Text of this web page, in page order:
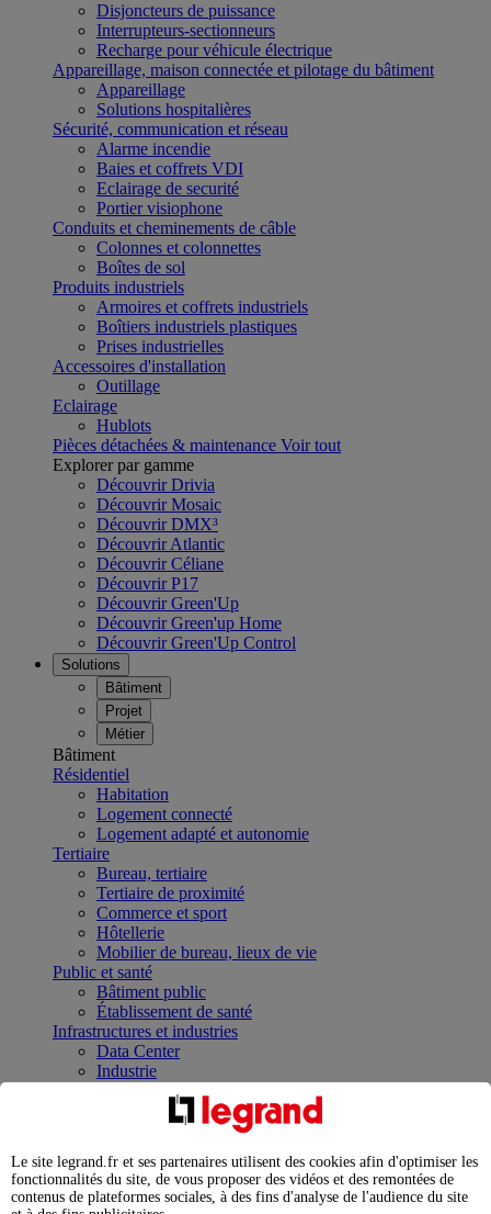
Disjoncteurs de puissance
Interrupteurs-sectionneurs
Recharge pour véhicule électrique
Appareillage, maison connectée et pilotage du bâtiment
Appareillage
Solutions hospitalières
Sécurité, communication et réseau
Alarme incendie
Baies et coffrets VDI
Eclairage de securité
Portier visiophone
Conduits et cheminements de câble
Colonnes et colonnettes
Boîtes de sol
Produits industriels
Armoires et coffrets industriels
Boîtiers industriels plastiques
Prises industrielles
Accessoires d'installation
Outillage
Eclairage
Hublots
Pièces détachées & maintenance Voir tout
Explorer par gamme
Découvrir Drivia
Découvrir Mosaic
Découvrir DMX³
Découvrir Atlantic
Découvrir Céliane
Découvrir P17
Découvrir Green'Up
Découvrir Green'up Home
Découvrir Green'Up Control
Solutions
Bâtiment
Projet
Métier
Bâtiment
Résidentiel
Habitation
Logement connecté
Logement adapté et autonomie
Tertiaire
Bureau, tertiaire
Tertiaire de proximité
Commerce et sport
Hôtellerie
Mobilier de bureau, lieux de vie
Public et santé
Bâtiment public
Établissement de santé
Infrastructures et industries
Data Center
Industrie
Infrastructures
Contrôler et planifier le fonctionnement des appareils
Répartir et optimiser son tableau électrique
Legrand Data Center Solutions : concentrer les
expertises au service de vos performances
Le site legrand.fr et ses partenaires utilisent des cookies afin d'optimiser les
fonctionnalités du site, de vous proposer des vidéos et des remontées de
contenus de plateformes sociales, à des fins d'analyse de l'audience du site